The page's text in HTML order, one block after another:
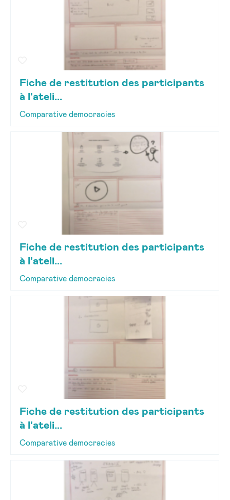
Fiche de restitution des participants
à l'ateli...
Comparative democracies
Fiche de restitution des participants
à l'ateli...
Comparative democracies
Fiche de restitution des participants
à l'ateli...
Comparative democracies